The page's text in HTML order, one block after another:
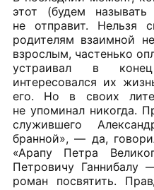
этот (будем
не отправит. Нельзя
родителям взаимной
взрослым, частенько
устраивал в
интересовался их
его. Но в своих
не упоминал никогда.
служившего
бранной», — да,
«Арапу Петра
Петровичу
роман посвятить.